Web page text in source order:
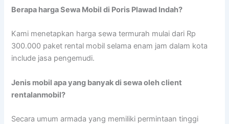
Berapa harga Sewa Mobil di Poris Plawad Indah?
Kami menetapkan harga sewa termurah mulai dari Rp
300.000 paket rental mobil selama enam jam dalam kota
include jasa pengemudi.
Jenis mobil apa yang banyak di sewa oleh client
rentalanmobil?
Secara umum armada yang memiliki permintaan tinggi